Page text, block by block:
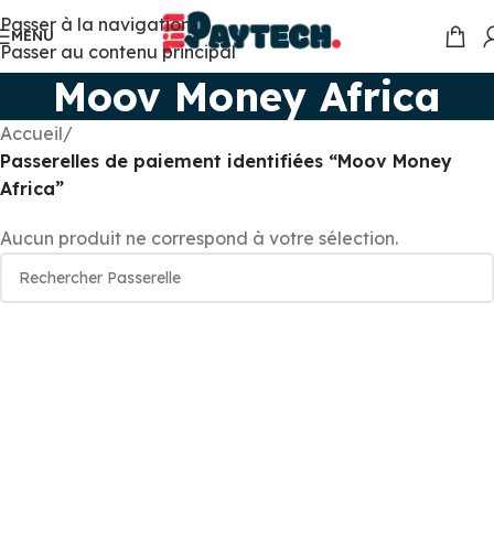
Passer à la navigation
Passer au contenu principal
MENU
Moov Money Africa
Accueil/
Passerelles de paiement identifiées “Moov Money
Africa”
Aucun produit ne correspond à votre sélection.